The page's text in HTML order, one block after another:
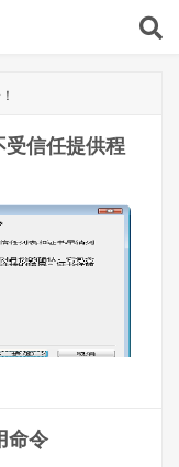
信任提供程
，但是在不受信
命令